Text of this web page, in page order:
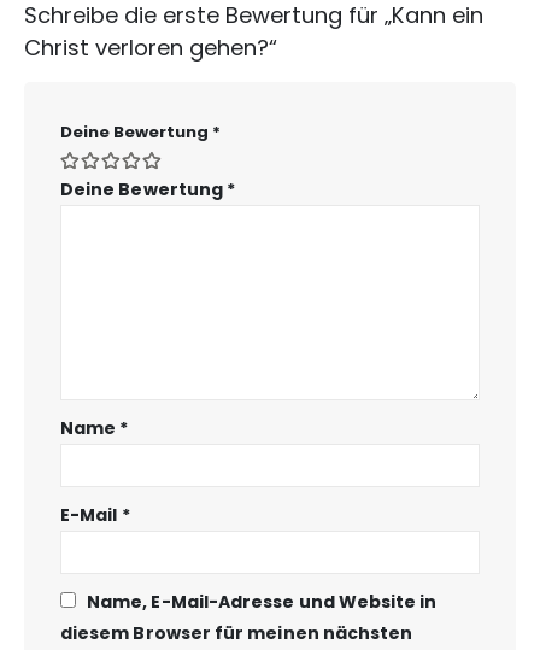
Schreibe die erste Bewertung für „Kann ein
Christ verloren gehen?“
Deine Bewertung *
Deine Bewertung *
Name *
E-Mail *
Name, E-Mail-Adresse und Website in
diesem Browser für meinen nächsten